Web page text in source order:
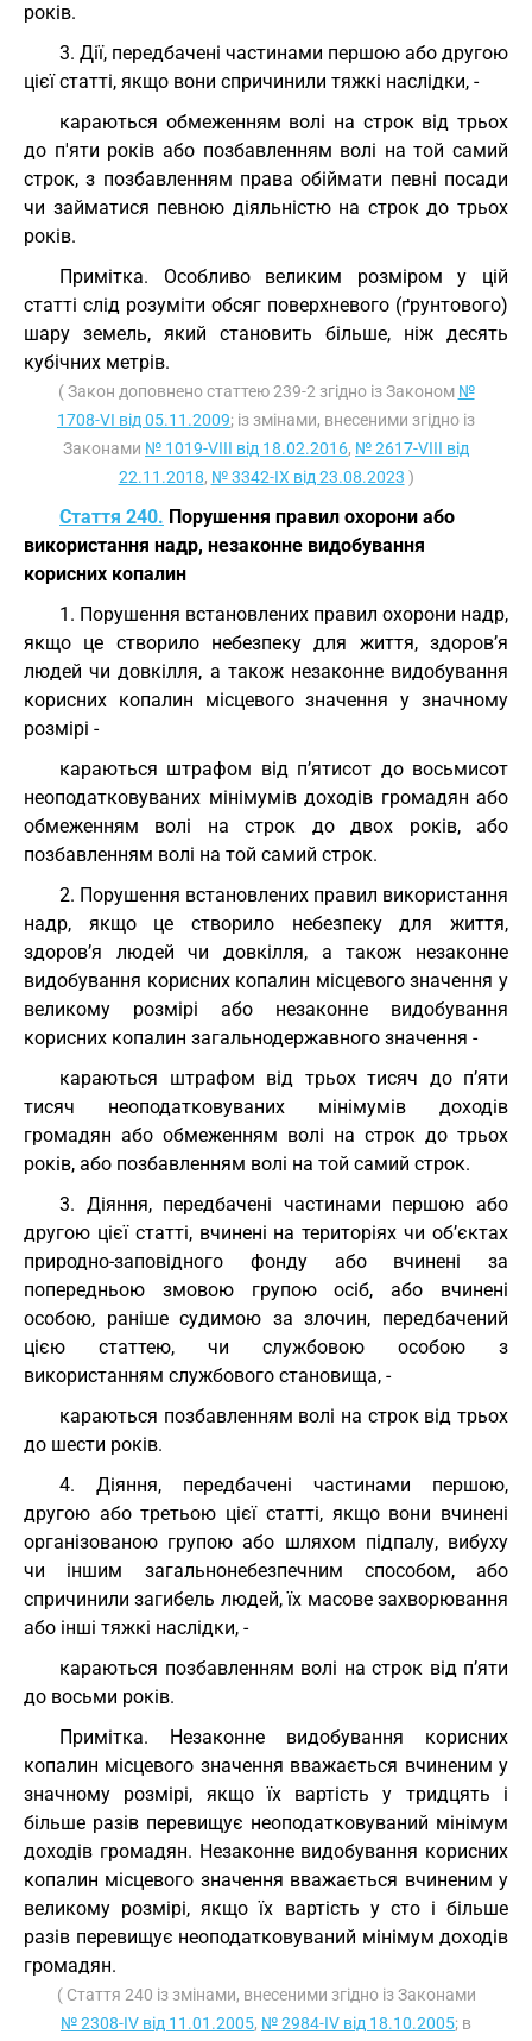
років.
3. Дії, передбачені частинами першою або другою
цієї статті, якщо вони спричинили тяжкі наслідки, -
караються обмеженням волі на строк від трьох
до п'яти років або позбавленням волі на той самий
строк, з позбавленням права обіймати певні посади
чи займатися певною діяльністю на строк до трьох
років.
Примітка. Особливо великим розміром у цій
статті слід розуміти обсяг поверхневого (ґрунтового)
шару земель, який становить більше, ніж десять
кубічних метрів.
( Закон доповнено статтею 239-2 згідно із Законом №
1708-VI від 05.11.2009; із змінами, внесеними згідно із
Законами № 1019-VIII від 18.02.2016, № 2617-VIII від
22.11.2018, № 3342-IX від 23.08.2023 )
Стаття 240. Порушення правил охорони або
використання надр, незаконне видобування
корисних копалин
1. Порушення встановлених правил охорони надр,
якщо це створило небезпеку для життя, здоров’я
людей чи довкілля, а також незаконне видобування
корисних копалин місцевого значення у значному
розмірі -
караються штрафом від п’ятисот до восьмисот
неоподатковуваних мінімумів доходів громадян або
обмеженням волі на строк до двох років, або
позбавленням волі на той самий строк.
2. Порушення встановлених правил використання
надр, якщо це створило небезпеку для життя,
здоров’я людей чи довкілля, а також незаконне
видобування корисних копалин місцевого значення у
великому розмірі або незаконне видобування
корисних копалин загальнодержавного значення -
караються штрафом від трьох тисяч до п’яти
тисяч неоподатковуваних мінімумів доходів
громадян або обмеженням волі на строк до трьох
років, або позбавленням волі на той самий строк.
3. Діяння, передбачені частинами першою або
другою цієї статті, вчинені на територіях чи об’єктах
природно-заповідного фонду або вчинені за
попередньою змовою групою осіб, або вчинені
особою, раніше судимою за злочин, передбачений
цією статтею, чи службовою особою з
використанням службового становища, -
караються позбавленням волі на строк від трьох
до шести років.
4. Діяння, передбачені частинами першою,
другою або третьою цієї статті, якщо вони вчинені
організованою групою або шляхом підпалу, вибуху
чи іншим загальнонебезпечним способом, або
спричинили загибель людей, їх масове захворювання
або інші тяжкі наслідки, -
караються позбавленням волі на строк від п’яти
до восьми років.
Примітка. Незаконне видобування корисних
копалин місцевого значення вважається вчиненим у
значному розмірі, якщо їх вартість у тридцять і
більше разів перевищує неоподатковуваний мінімум
доходів громадян. Незаконне видобування корисних
копалин місцевого значення вважається вчиненим у
великому розмірі, якщо їх вартість у сто і більше
разів перевищує неоподатковуваний мінімум доходів
громадян.
( Стаття 240 із змінами, внесеними згідно із Законами
№ 2308-IV від 11.01.2005, № 2984-IV від 18.10.2005; в